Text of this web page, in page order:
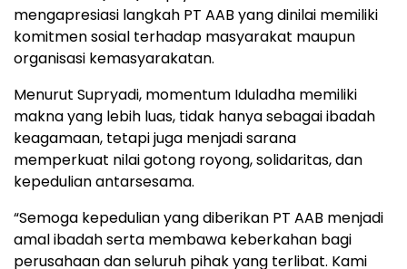
mengapresiasi langkah PT AAB yang dinilai memiliki
komitmen sosial terhadap masyarakat maupun
organisasi kemasyarakatan.
Menurut Supryadi, momentum Iduladha memiliki
makna yang lebih luas, tidak hanya sebagai ibadah
keagamaan, tetapi juga menjadi sarana
memperkuat nilai gotong royong, solidaritas, dan
kepedulian antarsesama.
“Semoga kepedulian yang diberikan PT AAB menjadi
amal ibadah serta membawa keberkahan bagi
perusahaan dan seluruh pihak yang terlibat. Kami